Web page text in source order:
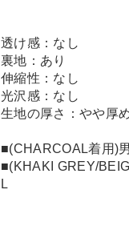
透け感：なし
裏地：あり
伸縮性：なし
光沢感：なし
生地の厚さ：やや厚
■(CHARCOAL着用)
■(KHAKI GREY/
L